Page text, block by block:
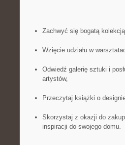
Zachwyć się bogatą
Wzięcie udziału w
Odwiedź galerię sztuki i
artystów,
Przeczytaj książki o‍
Skorzystaj ⁢z okazji do
inspiracji do swojego domu.